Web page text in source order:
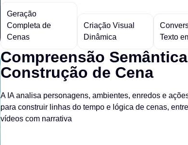
Geração
Completa de
Cenas
Criação Visual
Dinâmica
Texto
Compreensão
Construção de Cena
A IA analisa personagens, ambientes, enredos e
para construir linhas do tempo e lógica de cenas,
vídeos com narrativa